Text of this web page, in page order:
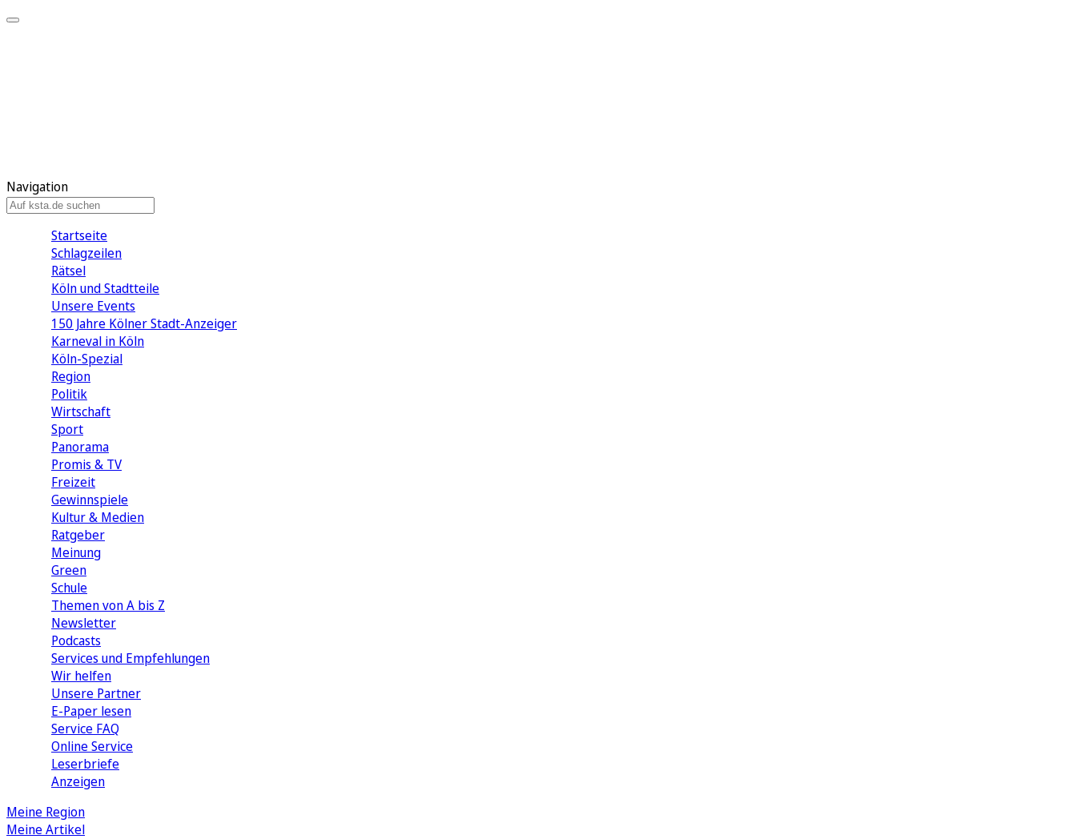
Navigation
Startseite
Schlagzeilen
Rätsel
Köln und Stadtteile
Unsere Events
150 Jahre Kölner Stadt-Anzeiger
Karneval in Köln
Köln-Spezial
Region
Politik
Wirtschaft
Sport
Panorama
Promis & TV
Freizeit
Gewinnspiele
Kultur & Medien
Ratgeber
Meinung
Green
Schule
Themen von A bis Z
Newsletter
Podcasts
Services und Empfehlungen
Wir helfen
Unsere Partner
E-Paper lesen
Service FAQ
Online Service
Leserbriefe
Anzeigen
Meine Region
Meine Artikel